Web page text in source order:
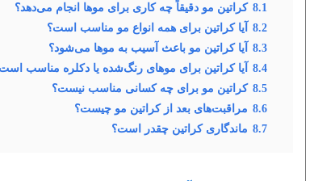
8.1 کراتین مو دقیقاً چه کاری برای موها انجام می‌دهد؟
8.2
آیا کراتین برای همه انواع مو مناسب است؟
8.3
آیا کراتین مو باعث آسیب به موها می‌شود؟
8.4
آیا کراتین برای موهای رنگ‌شده یا دکلره مناسب
8.5 کراتین مو برای چه کسانی مناسب نیست؟
8.6 مراقبت‌های بعد از کراتین مو چیست؟
8.7 ماندگاری کراتین چقدر است؟